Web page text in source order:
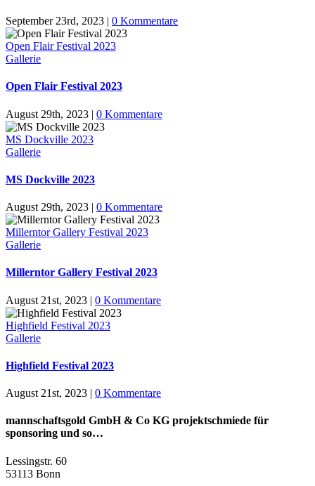
September 23rd, 2023 | 0 Kommentare
Open Flair Festival 2023
Gallerie
Open Flair Festival 2023
August 29th, 2023 | 0 Kommentare
MS Dockville 2023
Gallerie
MS Dockville 2023
August 29th, 2023 | 0 Kommentare
Millerntor Gallery Festival 2023
Gallerie
Millerntor Gallery Festival 2023
August 21st, 2023 | 0 Kommentare
Highfield Festival 2023
Gallerie
Highfield Festival 2023
August 21st, 2023 | 0 Kommentare
mannschaftsgold GmbH & Co KG projektschmiede für
sponsoring und so…
Lessingstr. 60
53113 Bonn